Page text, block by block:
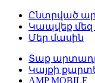
Ընտրված
Կապվեք մեզ
Մեր մասին
Տաք
Կայքի
AMP MOBILE